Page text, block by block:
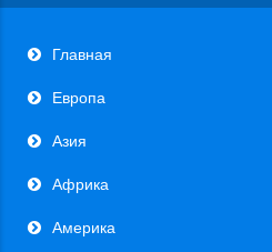
Главная
Европа
Азия
Африка
Америка